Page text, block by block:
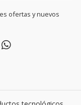
ofertas y nuevos